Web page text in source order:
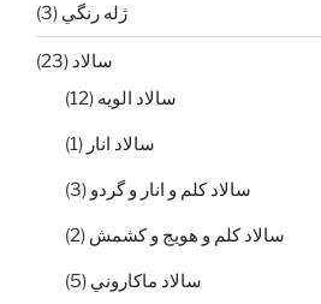
ژله رنگي (3)
سالاد (23)
سالاد الويه (12)
سالاد انار (1)
سالاد كلم و انار و گردو (3)
سالاد كلم و هويج و كشمش (2)
سالاد ماكاروني (5)